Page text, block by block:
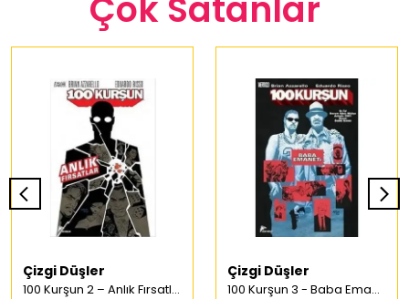
Çizgi Düşler
100 Kurşun 2 – Anlık Fırsatlar Türkçe Çizgi Roman
Çizgi Düşler
100 Kurşun 3 - Baba Emaneti Türkçe Çizgi Roman